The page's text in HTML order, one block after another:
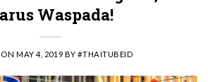
Waspada!
ON MAY 4, 2019 BY#THAITUBEID